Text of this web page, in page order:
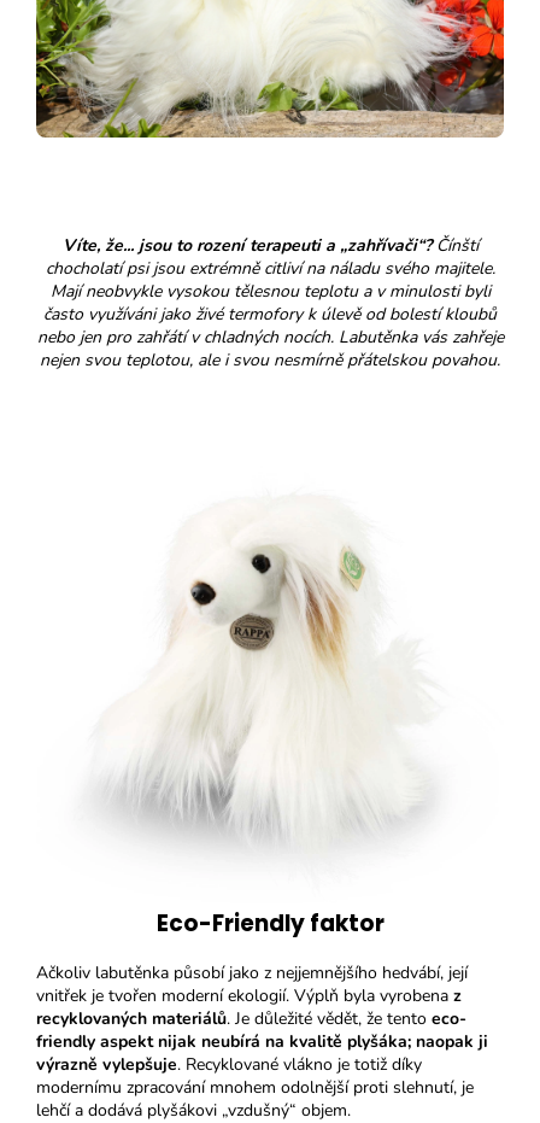
Víte, že... jsou to rození terapeuti a „zahřívači“?Čínští
chocholatí psi jsou extrémně citliví na náladu svého majitele.
Mají neobvykle vysokou tělesnou teplotu a v minulosti byli
často využíváni jako živé termofory k úlevě od bolestí kloubů
nebo jen pro zahřátí v chladných nocích. Labutěnka vás zahřeje
nejen svou teplotou, ale i svou nesmírně přátelskou povahou.
Eco-Friendly faktor
Ačkoliv labutěnka působí jako z nejjemnějšího hedvábí, její
vnitřek je tvořen moderní ekologií. Výplň byla vyrobena z
recyklovaných materiálů. Je důležité vědět, že tento eco-
friendly aspekt nijak neubírá na kvalitě plyšáka; naopak ji
výrazně vylepšuje. Recyklované vlákno je totiž díky
modernímu zpracování mnohem odolnější proti slehnutí, je
lehčí a dodává plyšákovi „vzdušný“ objem.